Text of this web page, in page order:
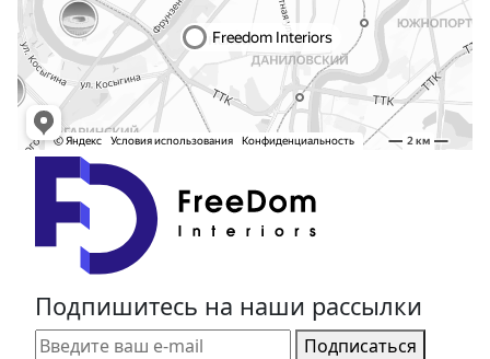
Подпишитесь на наши рассылки
Подписаться